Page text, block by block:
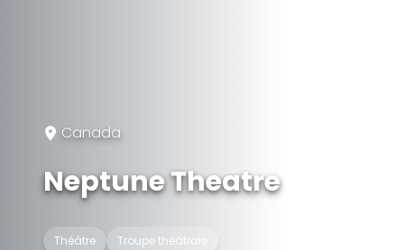
Canada
Neptune Theatre
Théâtre Troupe théâtrale